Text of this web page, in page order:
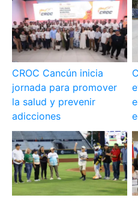
CROC Cancún inicia
jornada para promover
la salud y prevenir
adicciones